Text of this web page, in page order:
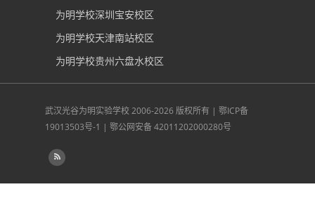
为明学校深圳宝安校区
为明学校天津南站校区
为明学校贵州六盘水校区
武汉光谷为明实验学校2006-2026 版权所有 | 鄂ICP备
19013503号-1 | 鄂公网安备 42011202000280号